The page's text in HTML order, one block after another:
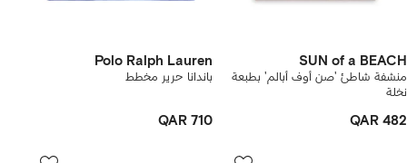
SUN of a BEACH
منشفة شاطئ 'صن أوف أبالم' بطبعة
نخلة
QAR 482
Polo Ralph Lauren
باندانا حرير مخطط
QAR 710